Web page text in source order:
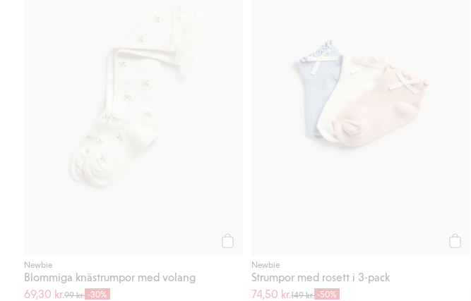
Newbie
Blommiga knästrumpor med volang
69,30 kr.99 kr. -30%
Newbie
Strumpor med rosett i 3-pack
74,50 kr.149 kr. -50%